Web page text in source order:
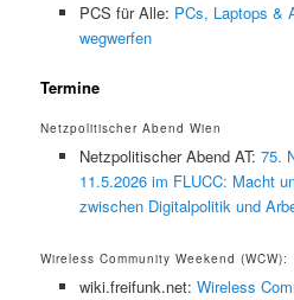
PCS für Alle: PCs, Laptops &
wegwerfen
Termine
Netzpolitischer Abend Wien
Netzpolitischer Abend AT: 75.
11.5.2026 im FLUCC: Macht
zwischen Digitalpolitik und
Wireless Community Weekend (WCW):
wiki.freifunk.net: Wireless